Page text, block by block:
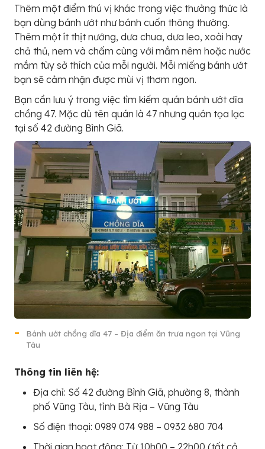
Thêm một điểm thú vị khác trong việc thưởng thức là
bạn dùng bánh ướt như bánh cuốn thông thường.
Thêm một ít thịt nướng, dưa chua, dưa leo, xoài hay
chả thủ, nem và chấm cùng với mắm nêm hoặc nước
mắm tùy sở thích của mỗi người. Mỗi miếng bánh ướt
bạn sẽ cảm nhận được mùi vị thơm ngon.
Bạn cần lưu ý trong việc tìm kiếm quán bánh ướt dĩa
chồng 47. Mặc dù tên quán là 47 nhưng quán tọa lạc
tại số 42 đường Bình Giã.
Bánh ướt chồng dĩa 47 – Địa điểm ăn trưa ngon tại Vũng
Tàu
Thông tin liên hệ:
Địa chỉ: Số 42 đường Bình Giã, phường 8, thành
phố Vũng Tàu, tỉnh Bà Rịa – Vũng Tàu
Số điện thoại: 0989 074 988 – 0932 680 704